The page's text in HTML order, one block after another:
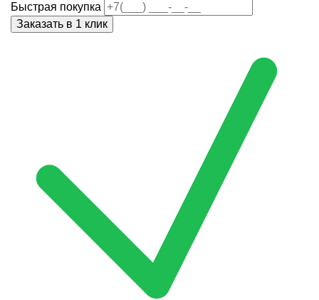
Быстрая покупка